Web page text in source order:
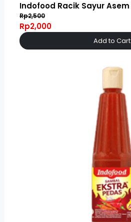
Indofood Racik Sayur Asem
Rp2,500
Rp2,000
Add to Cart